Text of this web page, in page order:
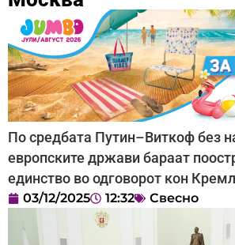
По средбата Путин–Виткоф без
европските држави бараат
единство во одговорот кон
03/12/2025 12:32 Свесно